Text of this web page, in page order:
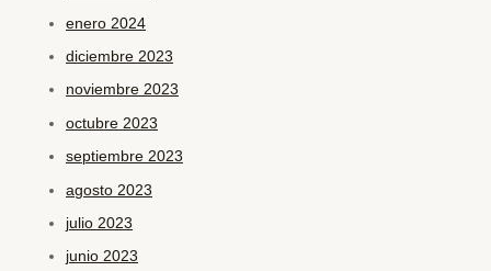
enero 2024
diciembre 2023
noviembre 2023
octubre 2023
septiembre 2023
agosto 2023
julio 2023
junio 2023